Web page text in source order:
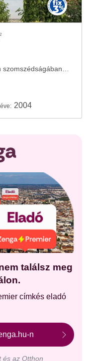
2
2004
találsz meg
címkés eladó
n
és az Otthon